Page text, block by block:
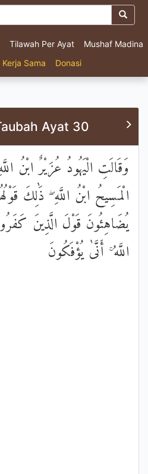
Tilawah Per Ayat
Mushaf Madina
Kerja Sama Donasi
Ayat 30
وَقَالَتِ الْيَهُودُ عُزَيْرٌ ابْنُ
الْمَسِيحُ ابْنُ اللَّهِ ۖ ذَٰلِكَ
يُضَاهِئُونَ قَوْلَ الَّذِينَ
اللَّهُ ۚ أَنَّىٰ يُؤْفَكُونَ